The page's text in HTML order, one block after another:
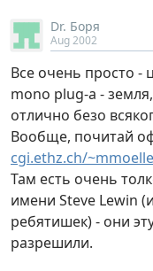
Dr. Боря
Aug 2002
Все очень просто -
mono plug-а -
отлично безо
Вообще, почитай
cgi.ethz.ch/
Там есть очень
имени Steve Lewin
ребятишек) - они
разрешили.